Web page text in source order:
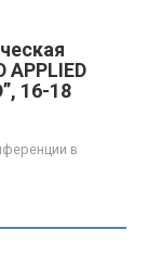
APPLIED
16-18
в